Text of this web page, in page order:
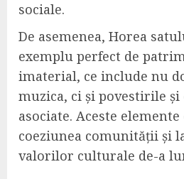
sociale.
De asemenea, Horea
exemplu perfect de
imaterial, ce include nu
muzica, ci și povestirile
asociate. Aceste
coeziunea comunității și
valorilor culturale de-a